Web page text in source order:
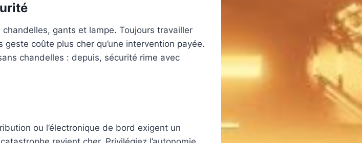
gants et lampe. Toujours travailler
coûte plus cher qu’une intervention payée.
chandelles : depuis, sécurité rime avec
ou l’électronique de bord exigent un